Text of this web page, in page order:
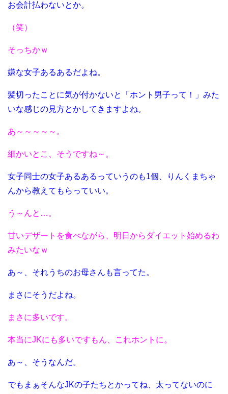
お会計払わないとか。
（笑）
そっちかｗ
嫌な女子あるあるだよね。
髪切ったことに気が付かないと「ホント男子って！」みた
いな感じの見方とかしてきますよね。
あ～～～～～。
細かいとこ、そうですね～。
女子同士の女子あるあるっていうのも1個、りんくまちゃ
んから教えてもらっていい。
う～んと…。
甘いデザートを食べながら、明日からダイエット始めるわ
みたいなｗ
あ～、それうちのお母さんも言ってた。
まさにそうだよね。
まさに多いです。
本当にJKにも多いですもん、これホントに。
あ～、そうなんだ。
でもまぁそんなJKの子たちとかってね、太ってないのに